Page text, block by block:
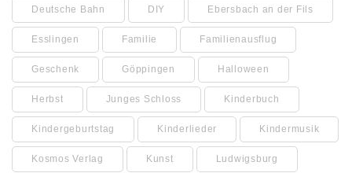
Deutsche Bahn DIY Ebersbach an der Fils
Esslingen Familie Familienausflug
Geschenk Göppingen Halloween
Herbst Junges Schloss Kinderbuch
Kindergeburtstag Kinderlieder Kindermusik
Kosmos Verlag Kunst Ludwigsburg